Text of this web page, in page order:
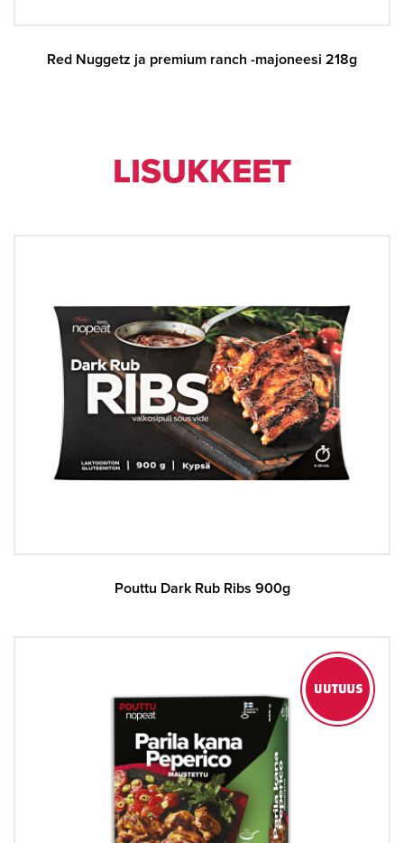
Red Nuggetz ja premium ranch -majoneesi 218g
LI­SUK­KEET
Pouttu Dark Rub Ribs 900g